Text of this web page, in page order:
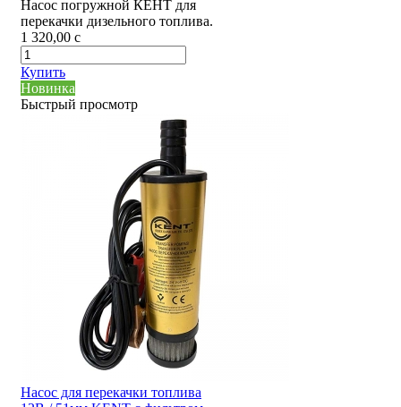
Насос погружной КЕНТ для
перекачки дизельного топлива.
1 320,00 c
Купить
Новинка
Быстрый просмотр
Насос для перекачки топлива